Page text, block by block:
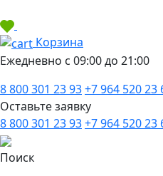
Корзина
Ежедневно с 09:00 до 21:00
8 800 301 23 93+7 964 520 23
Оставьте заявку
8 800 301 23 93+7 964 520 23
Поиск